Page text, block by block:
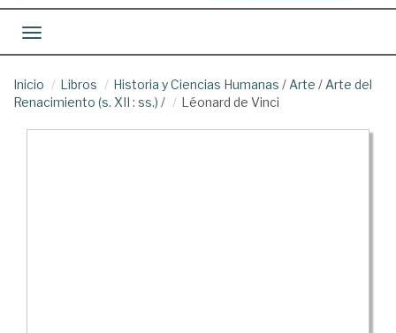
Toggle navigation
Inicio Libros Historia y Ciencias Humanas / Arte / Arte del
Renacimiento (s. XII : ss.) / Léonard de Vinci